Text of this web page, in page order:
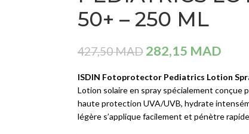
50+ – 250 ML
427,50MAD 282,15 MAD
ISDIN Fotoprotector Pediatrics Lotion
Lotion solaire en spray spécialement conçue
haute protection UVA/UVB, hydrate
légère s’applique facilement et pénètre